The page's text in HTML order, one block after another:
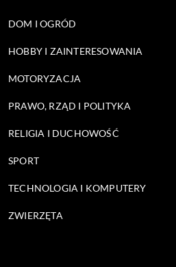
DOM I OGRÓD
HOBBY I ZAINTERESOWANIA
MOTORYZACJA
PRAWO, RZĄD I POLITYKA
RELIGIA I DUCHOWOŚĆ
SPORT
TECHNOLOGIA I KOMPUTERY
ZWIERZĘTA